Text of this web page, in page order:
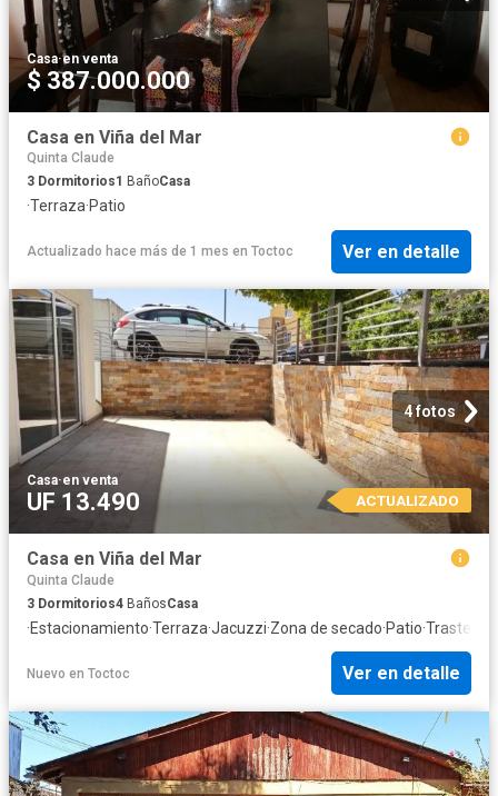
Casa·en venta
$ 387.000.000
Casa en Viña del Mar
Quinta Claude
3 Dormitorios1 BañoCasa
·Terraza·Patio
Actualizado hace más de 1 mes en Toctoc Ver en detalle
4 fotos
Casa·en venta
UF 13.490 ACTUALIZADO
Casa en Viña del Mar
Quinta Claude
3 Dormitorios4 BañosCasa
·Estacionamiento·Terraza·Jacuzzi·Zona de secado·Patio·Trastero
Nuevo en Toctoc Ver en detalle